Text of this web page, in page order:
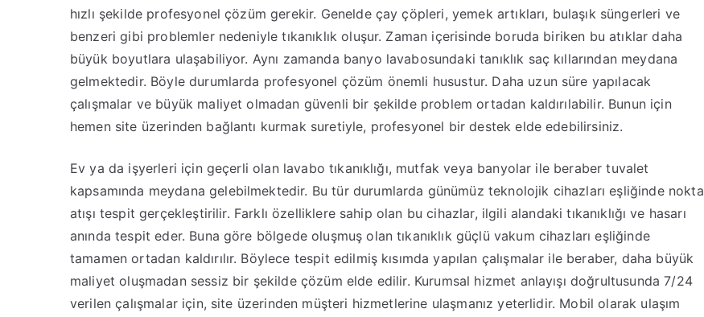
hızlı şekilde profesyonel çözüm gerekir. Genelde çay çöpleri, yemek artıkları, bulaşık süngerleri ve
benzeri gibi problemler nedeniyle tıkanıklık oluşur. Zaman içerisinde boruda biriken bu atıklar daha
büyük boyutlara ulaşabiliyor. Aynı zamanda banyo lavabosundaki tanıklık saç kıllarından meydana
gelmektedir. Böyle durumlarda profesyonel çözüm önemli husustur. Daha uzun süre yapılacak
çalışmalar ve büyük maliyet olmadan güvenli bir şekilde problem ortadan kaldırılabilir. Bunun için
hemen site üzerinden bağlantı kurmak suretiyle, profesyonel bir destek elde edebilirsiniz.
Ev ya da işyerleri için geçerli olan lavabo tıkanıklığı, mutfak veya banyolar ile beraber tuvalet
kapsamında meydana gelebilmektedir. Bu tür durumlarda günümüz teknolojik cihazları eşliğinde nokta
atışı tespit gerçekleştirilir. Farklı özelliklere sahip olan bu cihazlar, ilgili alandaki tıkanıklığı ve hasarı
anında tespit eder. Buna göre bölgede oluşmuş olan tıkanıklık güçlü vakum cihazları eşliğinde
tamamen ortadan kaldırılır. Böylece tespit edilmiş kısımda yapılan çalışmalar ile beraber, daha büyük
maliyet oluşmadan sessiz bir şekilde çözüm elde edilir. Kurumsal hizmet anlayışı doğrultusunda 7/24
verilen çalışmalar için, site üzerinden müşteri hizmetlerine ulaşmanız yeterlidir. Mobil olarak ulaşım